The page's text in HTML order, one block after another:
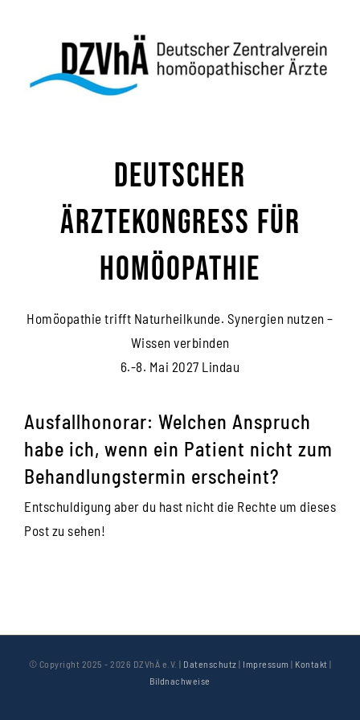
Deutscher
Ärztekongress für
Homöopathie
Homöopathie trifft Naturheilkunde. Synergien nutzen –
Wissen verbinden
6.-8. Mai 2027 Lindau
Ausfallhonorar: Welchen Anspruch
habe ich, wenn ein Patient nicht zum
Behandlungstermin erscheint?
Entschuldigung aber du hast nicht die Rechte um dieses
Post zu sehen!
© Copyright 2025 - 2026 DZVhÄ e.V. | Datenschutz | Impressum | Kontakt |
Bildnachweise